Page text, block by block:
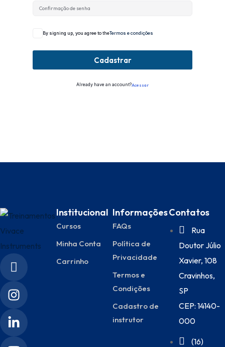
By signing up, you agree to theTermos e condições
Cadastrar
Already have an account?Acessar
Institucional
Cursos
Minha Conta
Carrinho
Informações
FAQs
Política de
Privacidade
Termos e
Condições
Cadastro de
instrutor
Contatos
Rua
Doutor Júlio
Xavier, 108
Cravinhos,
SP
CEP: 14140-
000
(16)